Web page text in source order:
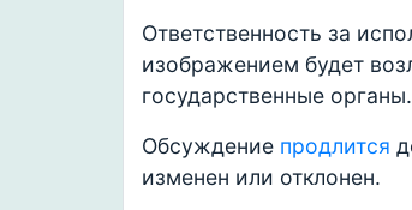
Ответственность за
изображением будет
государственные органы.
Обсуждение продлится
изменен или отклонен.